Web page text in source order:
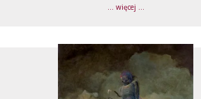
... więcej ...